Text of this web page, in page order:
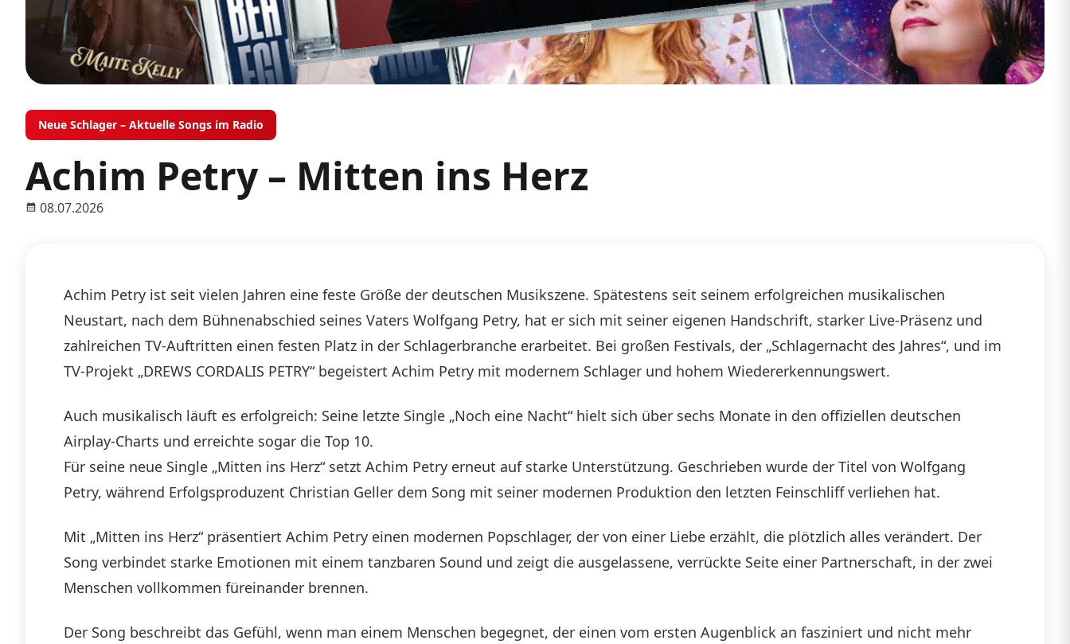
Neue Schlager – Aktuelle Songs im Radio
Achim Petry – Mitten ins Herz
08.07.2026
Achim Petry ist seit vielen Jahren eine feste Größe der deutschen Musikszene. Spätestens seit seinem erfolgreichen musikalischen
Neustart, nach dem Bühnenabschied seines Vaters Wolfgang Petry, hat er sich mit seiner eigenen Handschrift, starker Live-Präsenz und
zahlreichen TV-Auftritten einen festen Platz in der Schlagerbranche erarbeitet. Bei großen Festivals, der „Schlagernacht des Jahres“, und im
TV-Projekt „DREWS CORDALIS PETRY“ begeistert Achim Petry mit modernem Schlager und hohem Wiedererkennungswert.
Auch musikalisch läuft es erfolgreich: Seine letzte Single „Noch eine Nacht“ hielt sich über sechs Monate in den offiziellen deutschen
Airplay-Charts und erreichte sogar die Top 10.
Für seine neue Single „Mitten ins Herz“ setzt Achim Petry erneut auf starke Unterstützung. Geschrieben wurde der Titel von Wolfgang
Petry, während Erfolgsproduzent Christian Geller dem Song mit seiner modernen Produktion den letzten Feinschliff verliehen hat.
Mit „Mitten ins Herz“ präsentiert Achim Petry einen modernen Popschlager, der von einer Liebe erzählt, die plötzlich alles verändert. Der
Song verbindet starke Emotionen mit einem tanzbaren Sound und zeigt die ausgelassene, verrückte Seite einer Partnerschaft, in der zwei
Menschen vollkommen füreinander brennen.
Der Song beschreibt das Gefühl, wenn man einem Menschen begegnet, der einen vom ersten Augenblick an fasziniert und nicht mehr